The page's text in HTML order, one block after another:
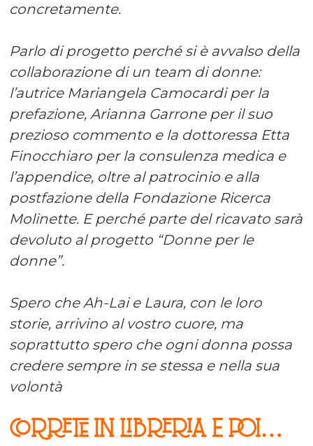
concretamente.
Parlo di progetto perché si è avvalso della
collaborazione di un team di donne:
l’autrice Mariangela Camocardi per la
prefazione, Arianna Garrone per il suo
prezioso commento e la dottoressa Etta
Finocchiaro per la consulenza medica e
l’appendice, oltre al patrocinio e alla
postfazione della Fondazione Ricerca
Molinette. E perché parte del ricavato sarà
devoluto al progetto “Donne per le
donne”.
Spero che Ah-Lai e Laura, con le loro
storie, arrivino al vostro cuore, ma
soprattutto spero che ogni donna possa
credere sempre in se stessa e nella sua
volontà
CORRETE IN LIBRERIA E POI…